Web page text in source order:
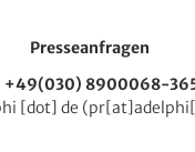
Presseanfragen
+49(030) 8900068-
[dot] de